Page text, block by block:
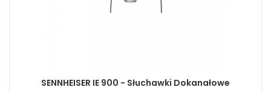
SENNHEISER IE 900 - Słuchawki Dokanałowe